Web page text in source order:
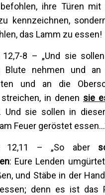
ihre Türen
kennzeichnen,
das Lamm zu essen!
12,7-8 – „Und sie
Blute nehmen und an
und an die
in denen sie
. Und sie sollen in
Feuer geröstet
12,11 – „So aber
: Eure Lenden
und Stäbe in der
denn es ist das